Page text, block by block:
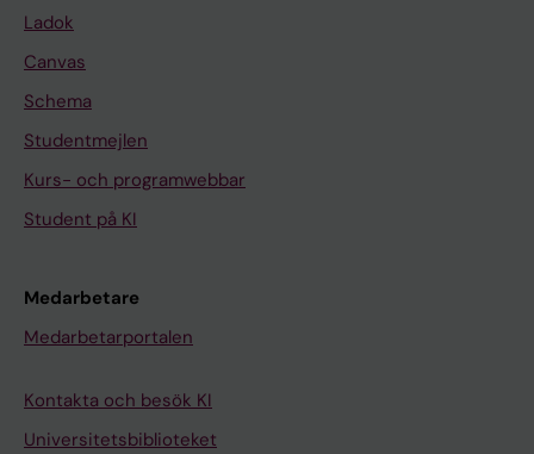
Ladok
Canvas
Schema
Studentmejlen
Kurs- och programwebbar
Student på KI
Medarbetare
Medarbetarportalen
Kontakta och besök KI
Universitetsbiblioteket